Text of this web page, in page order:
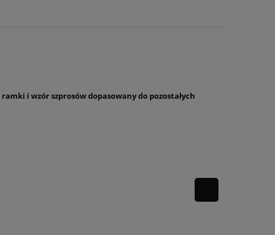
i wzór szprosów dopasowany do pozostałych